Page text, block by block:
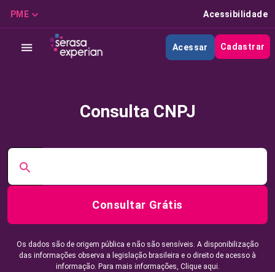
PME Acessibilidade
Acessar Cadastrar
Consulta CNPJ
Consultar Grátis
Os dados são de origem pública e não são sensíveis. A disponibilização
das informações observa a legislação brasileira e o direito de acesso à
informação. Para mais informações, Clique aqui.